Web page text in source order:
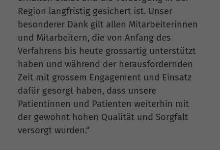
Region langfristig gesichert ist. Unser
besonderer Dank gilt allen Mitarbeiterinnen
und Mitarbeitern, die von Anfang des
Verfahrens bis heute grossartig unterstützt
haben und während der herausfordernden
Zeit mit grossem Engagement und Einsatz
dafür gesorgt haben, dass unsere
Patientinnen und Patienten weiterhin mit
der gewohnt hohen Qualität und Sorgfalt
versorgt wurden.“